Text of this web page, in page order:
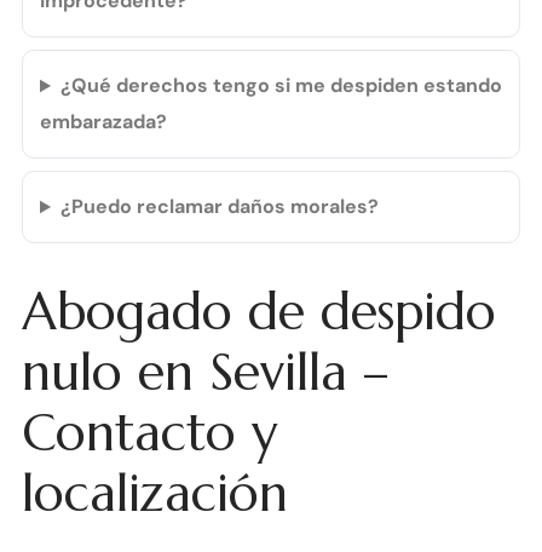
¿Qué derechos tengo si me despiden estando
embarazada?
¿Puedo reclamar daños morales?
Abogado de despido
nulo en Sevilla –
Contacto y
localización